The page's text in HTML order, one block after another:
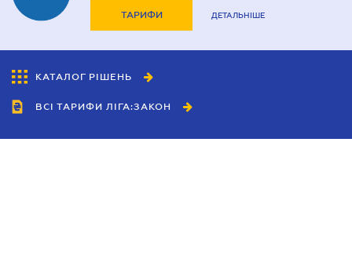
ТАРИФИ ДЕТАЛЬНІШЕ
КАТАЛОГ РІШЕНЬ
ВСІ ТАРИФИ ЛІГА:ЗАКОН